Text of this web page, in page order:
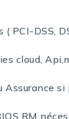
PCI-DSS,
cloud,
Assurance si
RM